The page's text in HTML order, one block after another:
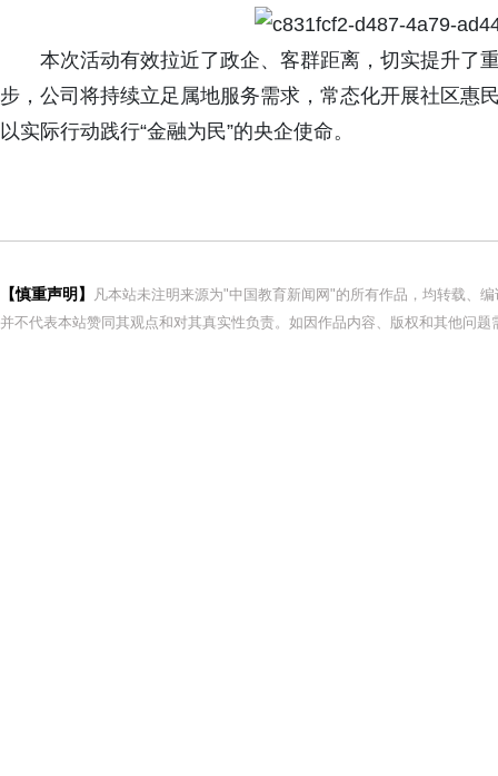
本次活动有效拉近了政企、客群距离，切实提升了
步， 公司 将持续立足属地服务需求，常态化开展社区惠
以实际行动践行“金融为民”的央企使命。
【慎重声明】
凡本站未注明来源为"中国教育新闻网"的所有作品，均转载、
并不代表本站赞同其观点和对其真实性负责。如因作品内容、版权和其他问